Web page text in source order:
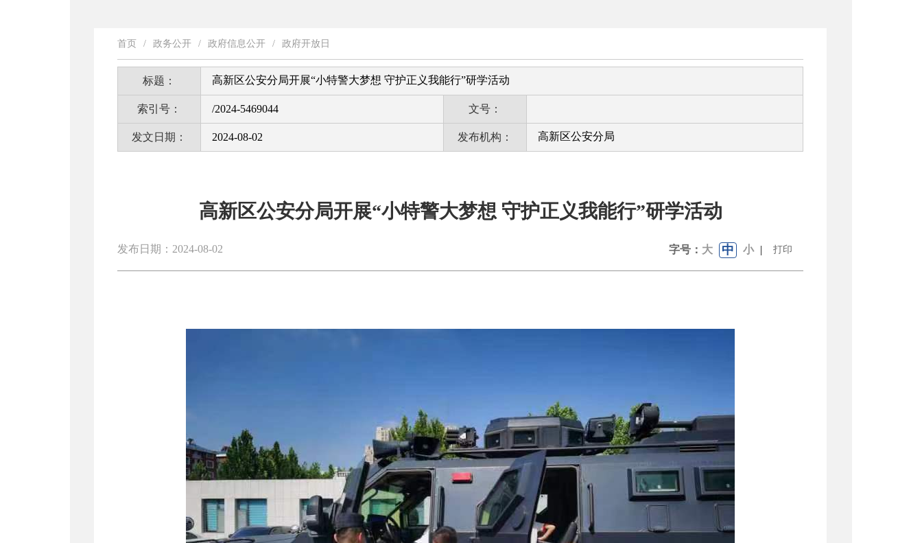
首页 / 政务公开 / 政府信息公开 / 政府开放日
标题： 高新区公安分局开展“小特警大梦想 守护正义我能行”研学活动
索引号： /2024-5469044 文号：
发文日期： 2024-08-02 发布机构： 高新区公安分局
高新区公安分局开展“小特警大梦想 守护正义我能行”研学活动
发布日期：2024-08-02 字号： 大 中 小 | 打印